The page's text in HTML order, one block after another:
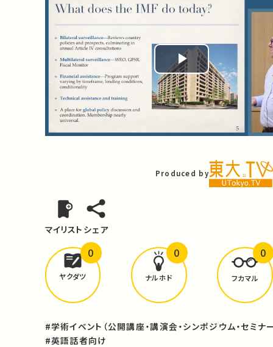
Play
Video
Produced by
マイリスト シェア
どんな学びがありましたか？
ヤクダツ
0
ナルホド
0
フカマル
0
#学術イベント（公開講座・講演会・シンポジウム・セミナ
#英語話者向け